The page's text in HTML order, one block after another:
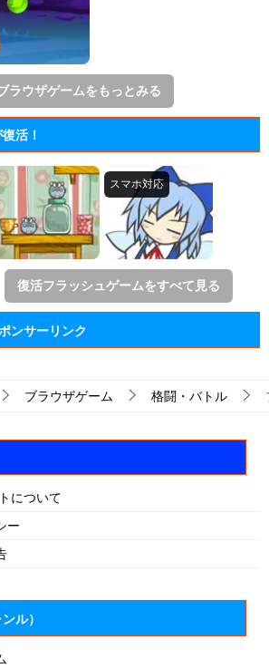
ラウザゲームをもっとみる
活！
復活フラッシュゲームをすべて見る
ンサーリンク
ブラウザゲーム 格闘・バトル
について
ー
ル）